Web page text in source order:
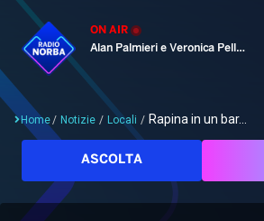
ON AIR
Alan Palmieri e Veronica Pellegrino
Cerca
Home/ Notizie / Locali / Rapina in un bar...
ASCOLTA